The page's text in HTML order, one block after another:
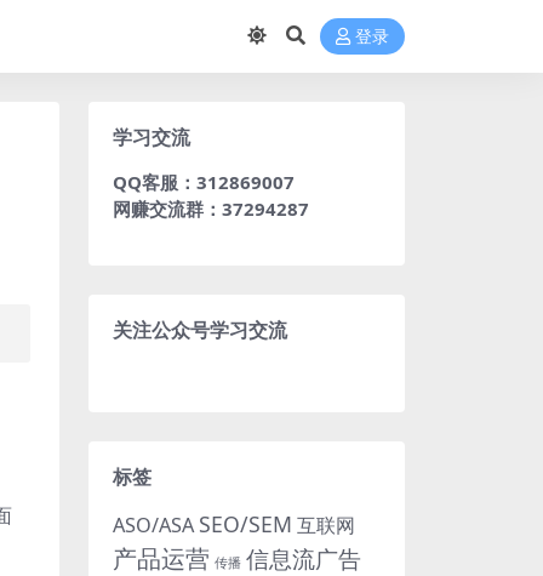
登录
学习交流
QQ客服：312869007
网赚交流群：37294287
关注公众号学习交流
标签
ASO/ASA SEO/SEM 互联网
产品运营 传播 信息流广告